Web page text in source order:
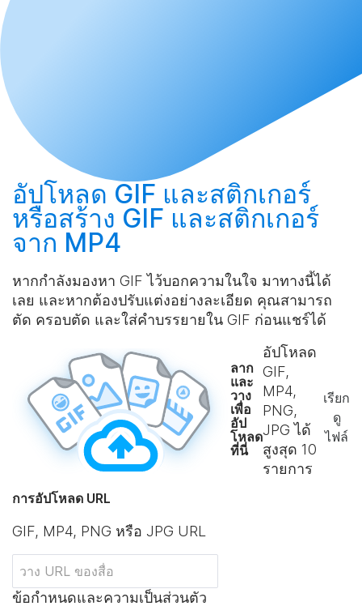
อัปโหลด GIF และสติกเกอร์
หรือสร้าง GIF และสติกเกอร์
จาก MP4
หากกำลังมองหา GIF ไว้บอกความในใจ มาทางนี้ได้
เลย และหากต้องปรับแต่งอย่างละเอียด คุณสามารถ
ตัด ครอบตัด และใส่คําบรรยายใน GIF ก่อนแชร์ได้
ลาก
และ
วาง
เพื่อ
อัป
โหลด
ที่นี่
อัปโหลด
GIF,
MP4,
PNG,
JPG ได้
สูงสุด 10
รายการ
เรียก
ดู
ไฟล์
การอัปโหลด URL
GIF, MP4, PNG หรือ JPG URL
ข้อกำหนดและความเป็นส่วนตัว